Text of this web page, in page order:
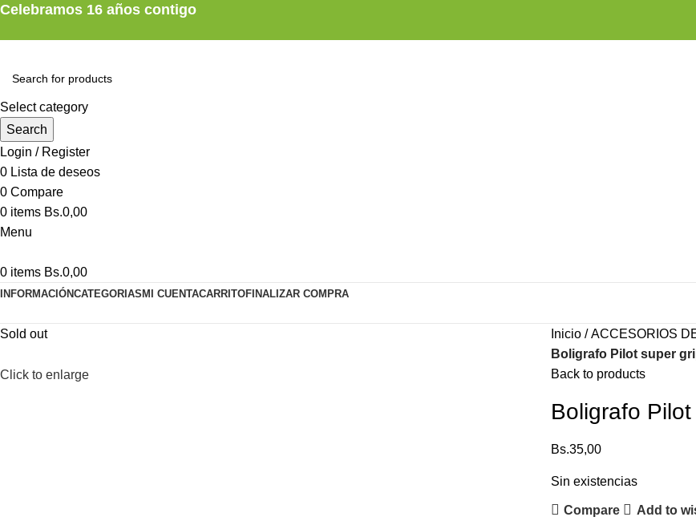
Celebramos 16 años contigo
Select category
Search
Login / Register
0 Lista de deseos
0 Compare
0 items Bs.0,00
Menu
0 items Bs.0,00
INFORMACIÓNCATEGORIAS MI CUENTACARRITOFINALIZAR COMPRA
Sold out
Click to enlarge
Inicio ACCESORIOS
Boligrafo Pilot super
Back to products
Boligrafo
Bs.35,00
Sin existencias
Compare Add to